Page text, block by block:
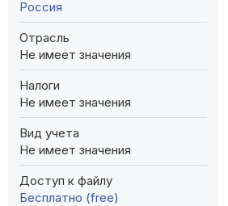
Россия
Отрасль
Не имеет значения
Налоги
Не имеет значения
Вид учета
Не имеет значения
Доступ к файлу
Бесплатно (free)